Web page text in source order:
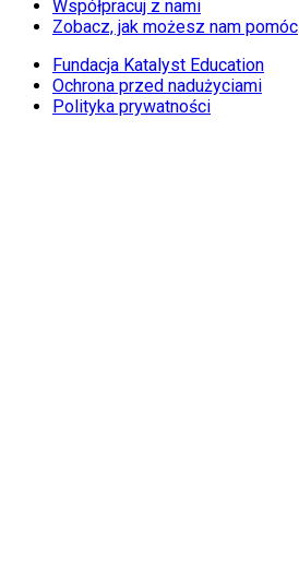
Współpracuj z nami
Zobacz, jak możesz nam pomóc
Fundacja Katalyst Education
Ochrona przed nadużyciami
Polityka prywatności